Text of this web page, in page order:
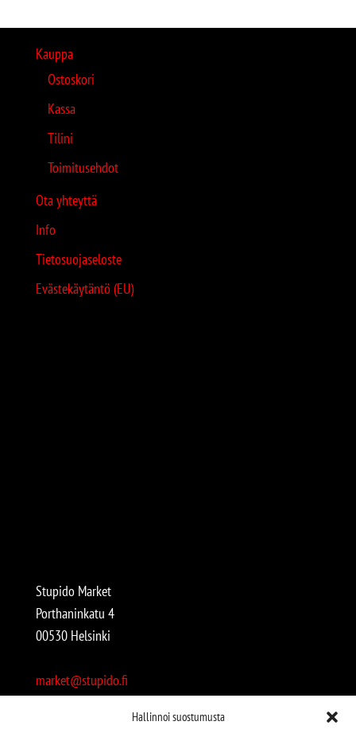
Hallinnoi suostumusta
Kauppa
Ostoskori
Kassa
Tilini
Toimitusehdot
Ota yhteyttä
Info
Tietosuojaseloste
Evästekäytäntö (EU)
Stupido Market
Porthaninkatu 4
00530 Helsinki
market@stupido.fi